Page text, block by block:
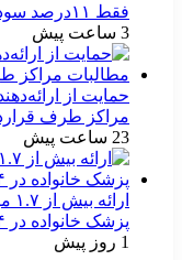
فقط ۱۱‌درصد سود صنعت دارو تبدیل به نقدینگی شده است
3 ساعت پیش
حمایت از
مراکز طرف
23 ساعت پیش
پزشک خانواده در ۶۴ شهرستان
1 روز پیش